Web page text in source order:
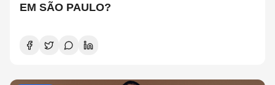
EM SÃO PAULO?